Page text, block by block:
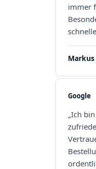
immer
dass
Google
„Ich